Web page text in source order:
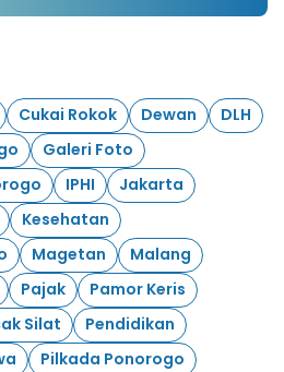
Cukai Rokok Dewan
DLH
Galeri Foto
IPHI
Jakarta
Kesehatan
Magetan
Malang
Pajak
Pamor Keris
Silat
Pendidikan
Pilkada Ponorogo